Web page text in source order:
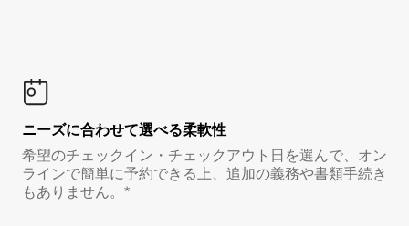
ニーズに合わせて選べる柔軟性
希望のチェックイン・チェックアウト日を選んで、オン
ラインで簡単に予約できる上、追加の義務や書類手続き
もありません。*